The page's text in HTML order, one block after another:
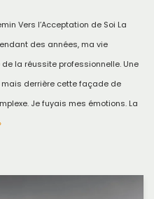
Vers l’Acceptation de Soi La
des années, ma vie
la réussite professionnelle. Une
derrière cette façade de
Je fuyais mes émotions. La